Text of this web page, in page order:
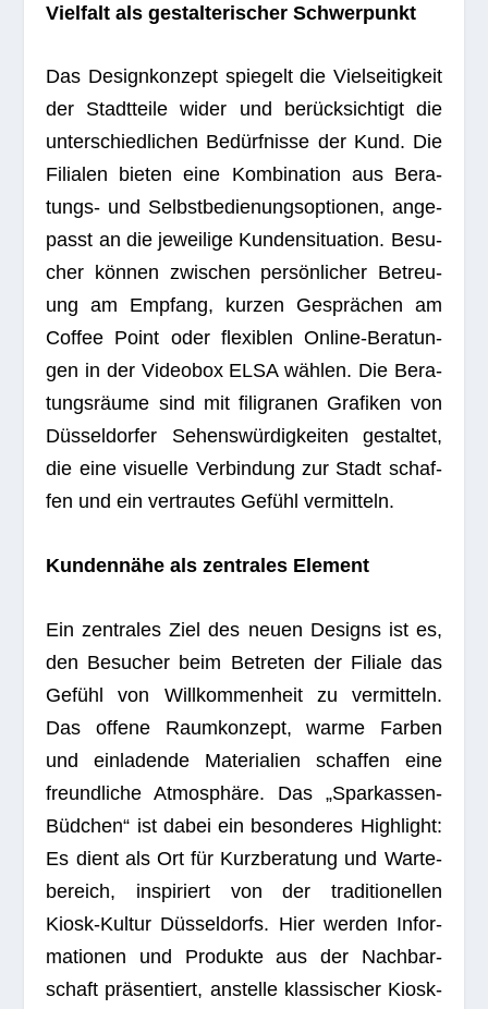
Viel­falt als gestal­te­ri­scher Schwerpunkt
Das Design­kon­zept spie­gelt die Viel­sei­tig­keit
der Stadt­teile wider und berück­sich­tigt die
unter­schied­li­chen Bedürf­nisse der Kund. Die
Filia­len bie­ten eine Kom­bi­na­tion aus Bera­
tungs- und Selbst­be­die­nungs­op­tio­nen, ange­
passt an die jewei­lige Kun­den­si­tua­tion. Besu­
cher kön­nen zwi­schen per­sön­li­cher Betreu­
ung am Emp­fang, kur­zen Gesprä­chen am
Cof­fee Point oder fle­xi­blen Online-Bera­tun­
gen in der Video­box ELSA wäh­len. Die Bera­
tungs­räume sind mit fili­gra­nen Gra­fi­ken von
Düs­sel­dor­fer Sehens­wür­dig­kei­ten gestal­tet,
die eine visu­elle Ver­bin­dung zur Stadt schaf­
fen und ein ver­trau­tes Gefühl vermitteln.
Kun­den­nähe als zen­tra­les Element
Ein zen­tra­les Ziel des neuen Designs ist es,
den Besu­cher beim Betre­ten der Filiale das
Gefühl von Will­kom­men­heit zu ver­mit­teln.
Das offene Raum­kon­zept, warme Far­ben
und ein­la­dende Mate­ria­lien schaf­fen eine
freund­li­che Atmo­sphäre. Das „Spar­kas­sen-
Büd­chen“ ist dabei ein beson­de­res High­light:
Es dient als Ort für Kurz­be­ra­tung und War­te­
be­reich, inspi­riert von der tra­di­tio­nel­len
Kiosk-Kul­tur Düs­sel­dorfs. Hier wer­den Infor­
ma­tio­nen und Pro­dukte aus der Nach­bar­
schaft prä­sen­tiert, anstelle klas­si­scher Kiosk-